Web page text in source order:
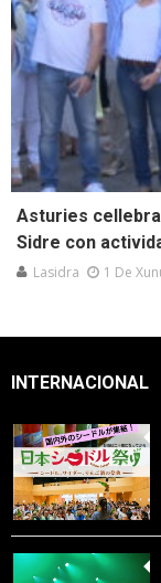
Asturies
Sidre con
Lasidra 1 De
INTERNACIONAL